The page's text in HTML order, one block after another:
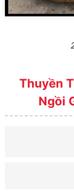
Thuyền
Ngồi